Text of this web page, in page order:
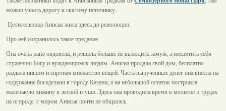
можно узнать дорогу к святому источнику.
Целительница Анисья жила здесь до революции.
Про неё сохранилось такое предание.
Она очень рано овдовела, и решила больше не выходить замуж, а посвятить себя
служению Богу и нуждающимся людям. Анисья продала свой дом, бесплатно
раздала нищим и сиротам множество вещей. Часть вырученных денег она внесла на
содержание богадельни в городе Казани, а на небольшой остаток построила
маленькую хижину в лесной глуши. Здесь она проводила время в молитве и трудах
на огороде, с миром Анисья почти не общалась.